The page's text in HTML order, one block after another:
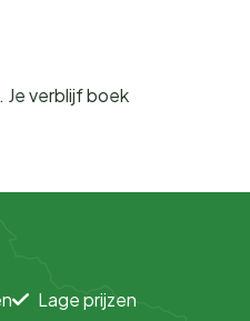
Je verblijf boek
Lage prijzen